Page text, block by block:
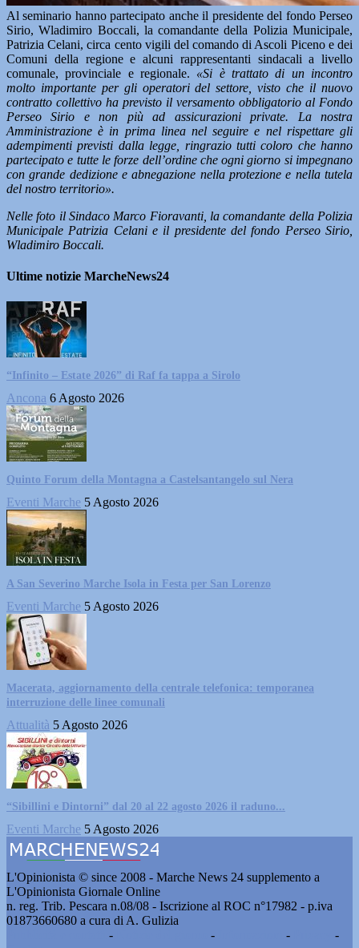
Al seminario hanno partecipato anche il presidente del fondo Perseo
Sirio, Wladimiro Boccali, la comandante della Polizia Municipale,
Patrizia Celani, circa cento vigili del comando di Ascoli Piceno e dei
Comuni della regione e alcuni rappresentanti sindacali a livello
comunale, provinciale e regionale. «Si è trattato di un incontro
molto importante per gli operatori del settore, visto che il nuovo
contratto collettivo ha previsto il versamento obbligatorio al Fondo
Perseo Sirio e non più ad assicurazioni private. La nostra
Amministrazione è in prima linea nel seguire e nel rispettare gli
adempimenti previsti dalla legge, ringrazio tutti coloro che hanno
partecipato e tutte le forze dell’ordine che ogni giorno si impegnano
con grande dedizione e abnegazione nella protezione e nella tutela
del nostro territorio».
Nelle foto il Sindaco Marco Fioravanti, la comandante della Polizia
Municipale Patrizia Celani e il presidente del fondo Perseo Sirio,
Wladimiro Boccali.
Ultime notizie MarcheNews24
“Infinito – Estate 2026” di Raf fa tappa a Sirolo
Ancona 6 Agosto 2026
Quinto Forum della Montagna a Castelsantangelo sul Nera
Eventi Marche 5 Agosto 2026
A San Severino Marche Isola in Festa per San Lorenzo
Eventi Marche 5 Agosto 2026
Macerata, aggiornamento della centrale telefonica: temporanea
interruzione delle linee comunali
Attualità 5 Agosto 2026
“Sibillini e Dintorni” dal 20 al 22 agosto 2026 il raduno...
Eventi Marche 5 Agosto 2026
L'Opinionista © since 2008 - Marche News 24 supplemento a
L'Opinionista Giornale Online
n. reg. Trib. Pescara n.08/08 - Iscrizione al ROC n°17982 - p.iva
01873660680 a cura di A. Gulizia
- - -
-